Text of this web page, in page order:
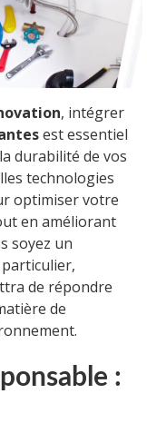
, intégrer
est essentiel
durabilité de vos
technologies
optimiser votre
en améliorant
soyez un
de répondre
de
: